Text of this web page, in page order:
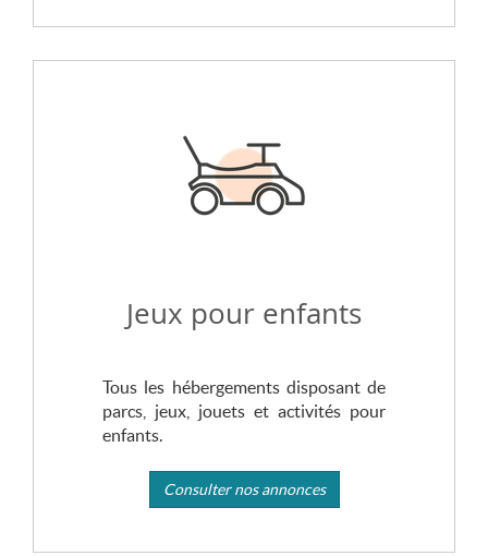
Jeux pour enfants
Tous les hébergements disposant de
parcs, jeux, jouets et activités pour
enfants.
Consulter nos annonces